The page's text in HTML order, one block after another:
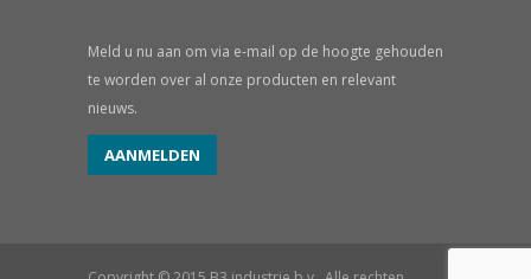
Meld u nu aan om via e-mail op de hoogte gehouden
te worden over al onze producten en relevant
nieuws.
AANMELDEN